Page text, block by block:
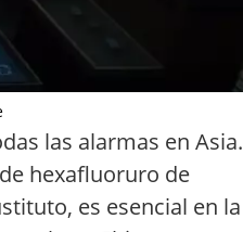
las alarmas en Asia.
hexafluoruro de
es esencial en la